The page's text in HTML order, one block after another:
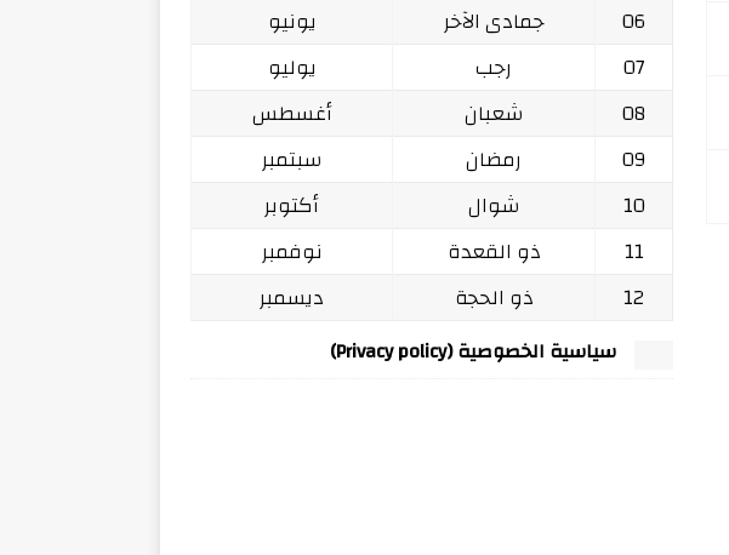
06
جمادى الآخر
يونيو
07
رجب
يوليو
08
شعبان
أغسطس
09
رمضان
سبتمبر
10
شوال
أكتوبر
11
ذو القعدة
نوفمبر
12
ذو الحجة ديسمبر
سياسية الخصوصية (Privacy policy)